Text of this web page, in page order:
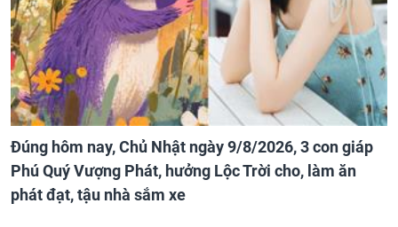
Đúng hôm nay, Chủ Nhật ngày 9/8/2026, 3 con giáp
Phú Quý Vượng Phát, hưởng Lộc Trời cho, làm ăn
phát đạt, tậu nhà sắm xe